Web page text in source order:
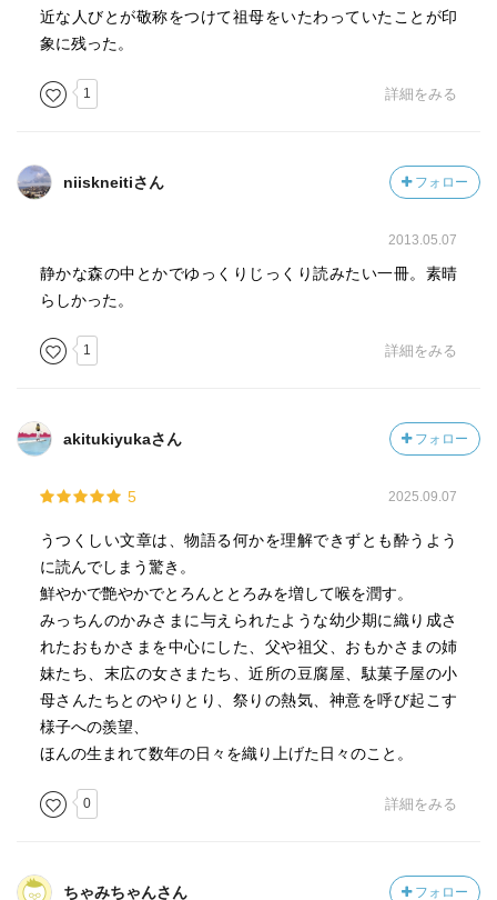
近な人びとが敬称をつけて祖母をいたわっていたことが印
象に残った。
1 詳細をみる
niiskneitiさん フォロー
2013.05.07
静かな森の中とかでゆっくりじっくり読みたい一冊。素晴
らしかった。
1 詳細をみる
akitukiyukaさん フォロー
5 2025.09.07
うつくしい文章は、物語る何かを理解できずとも酔うよう
に読んでしまう驚き。
鮮やかで艶やかでとろんととろみを増して喉を潤す。
みっちんのかみさまに与えられたような幼少期に織り成さ
れたおもかさまを中心にした、父や祖父、おもかさまの姉
妹たち、末広の女さまたち、近所の豆腐屋、駄菓子屋の小
母さんたちとのやりとり、祭りの熱気、神意を呼び起こす
様子への羨望、
ほんの生まれて数年の日々を織り上げた日々のこと。
0 詳細をみる
ちゃみちゃんさん フォロー